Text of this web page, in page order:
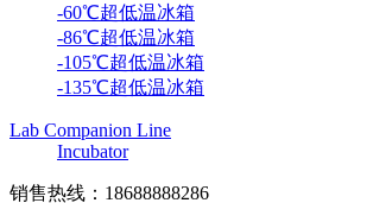
-60℃超低温冰箱
-86℃超低温冰箱
-105℃超低温冰箱
-135℃超低温冰箱
Lab Companion Line
Incubator
销售热线：18688888286